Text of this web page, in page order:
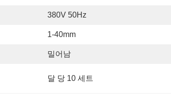
380V 50Hz
1-40mm
밀어남
달 당 10 세트